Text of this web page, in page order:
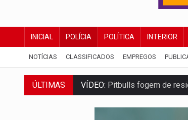
INICIAL POLÍCIA POLÍTICA INTERIOR
NOTÍCIAS CLASSIFICADOS EMPREGOS
ÚLTIMAS VÍDEO: Pitbulls fogem de
AÇÃO CONJUNTA:Forças